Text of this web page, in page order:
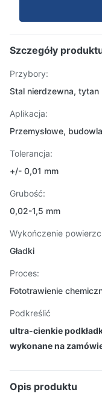
Szczegóły
Przybory:
Stal nierdzewna,
Aplikacja:
Przemysłowe,
Tolerancja:
+/- 0,01 mm
Grubość:
0,02-1,5 mm
Wykończenie
Gładki
Proces:
Fototrawienie
Podkreślić
ultra-cienkie
wykonane na
Opis produktu